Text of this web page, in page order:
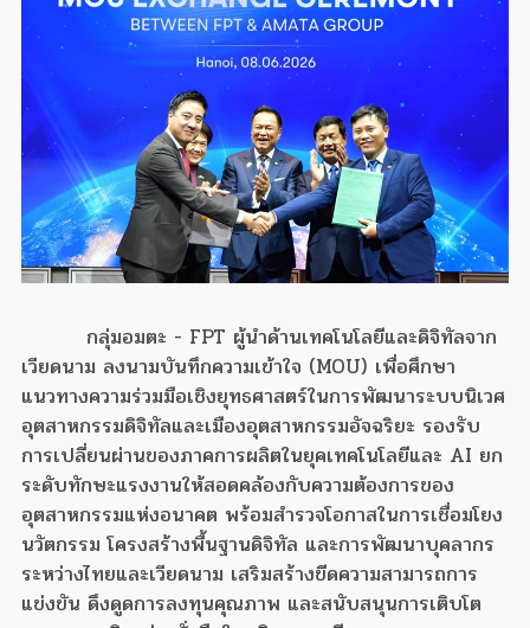
กลุ่มอมตะ - FPT ผู้นำด้านเทคโนโลยีและดิจิทัลจาก
เวียดนาม ลงนามบันทึกความเข้าใจ (MOU) เพื่อศึกษา
แนวทางความร่วมมือเชิงยุทธศาสตร์ในการพัฒนาระบบนิเวศ
อุตสาหกรรมดิจิทัลและเมืองอุตสาหกรรมอัจฉริยะ รองรับ
การเปลี่ยนผ่านของภาคการผลิตในยุคเทคโนโลยีและ AI ยก
ระดับทักษะแรงงานให้สอดคล้องกับความต้องการของ
อุตสาหกรรมแห่งอนาคต พร้อมสำรวจโอกาสในการเชื่อมโยง
นวัตกรรม โครงสร้างพื้นฐานดิจิทัล และการพัฒนาบุคลากร
ระหว่างไทยและเวียดนาม เสริมสร้างขีดความสามารถการ
แข่งขัน ดึงดูดการลงทุนคุณภาพ และสนับสนุนการเติบโต